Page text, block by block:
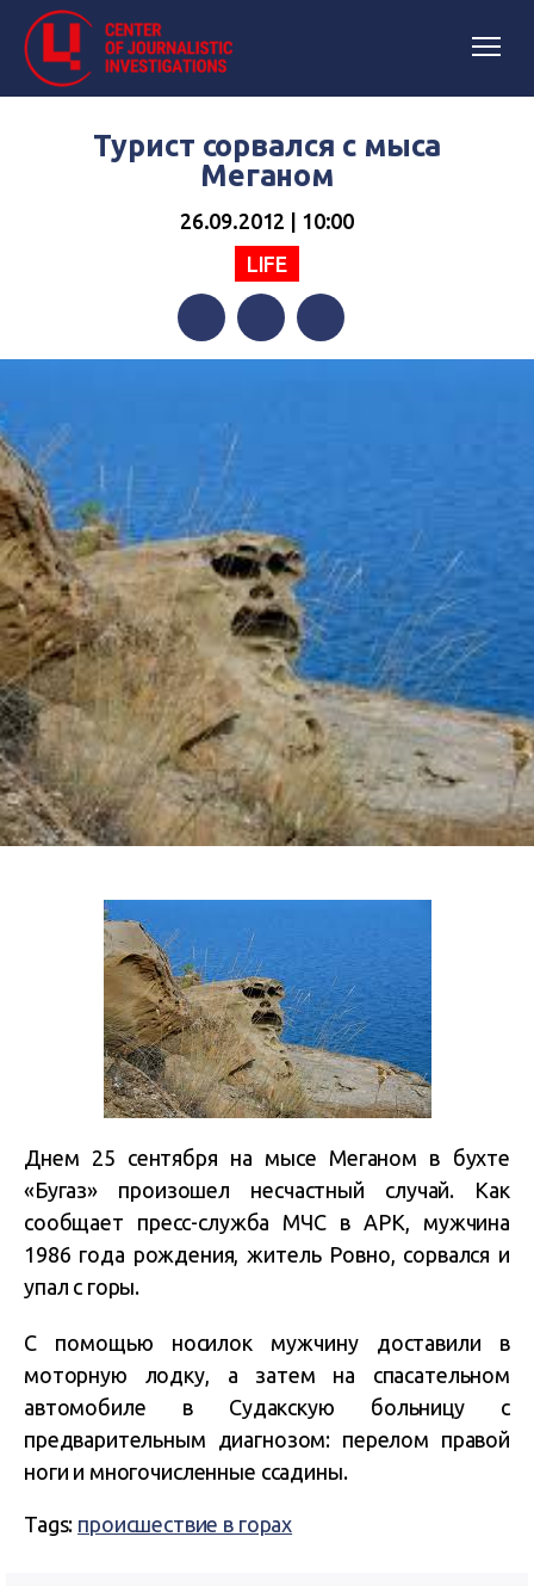
Турист сорвался с мыса
Меганом
26.09.2012 | 10:00
LIFE
FacebookTwitterTelegram
Днем 25 сентября на мысе Меганом в бухте
«Бугаз» произошел несчастный случай. Как
сообщает пресс-служба МЧС в АРК, мужчина
1986 года рождения, житель Ровно, сорвался и
упал с горы.
С помощью носилок мужчину доставили в
моторную лодку, а затем на спасательном
автомобиле в Судакскую больницу с
предварительным диагнозом: перелом правой
ноги и многочисленные ссадины.
Tags: происшествие в горах